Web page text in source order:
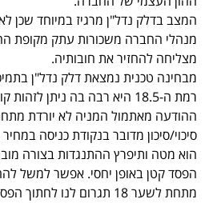
המצב בדלק נדל"ן מרגיז במיוחד שכן
מנהלי החברה משכורות עתק מקופת
מצליחה להחזיר את חובותיה.
מבחינה טכנית נמצאת דלק נדל"ן
רמת ה-18.5 היא רבה בה ניתן
ההודעה מאתמול המניה לא יורדת
סיכוי/סיכון מדובר בנקודת כניסה במחיר
הוא מטה ותיפרץ ההתנגדות בצורה
הפסד קטן באופן יחסי. אפשר למשל
מתחת לשער 18 תגרום לנו